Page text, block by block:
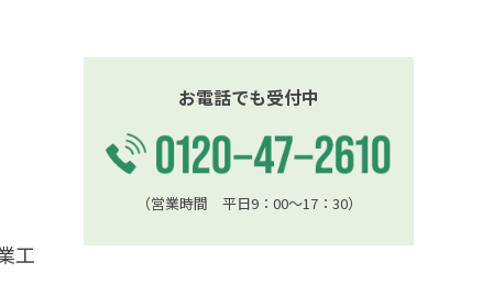
工
お電話でも受付中
（営業時間 平日9：00〜17：30）